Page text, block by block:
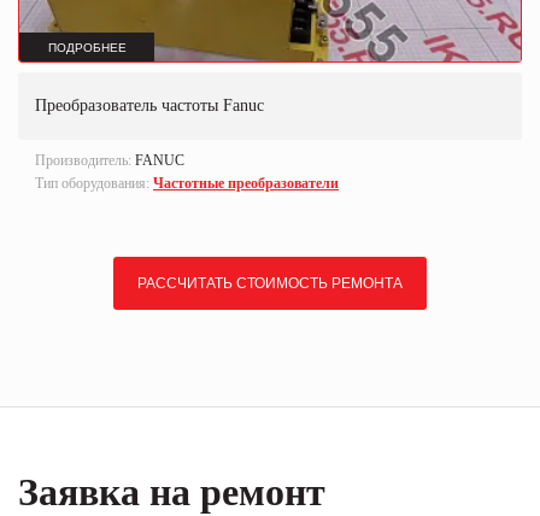
ПОДРОБНЕЕ
Преобразователь частоты Fanuc
Производитель: FANUC
Тип оборудования: Частотные преобразователи
РАССЧИТАТЬ СТОИМОСТЬ РЕМОНТА
Заявка на ремонт